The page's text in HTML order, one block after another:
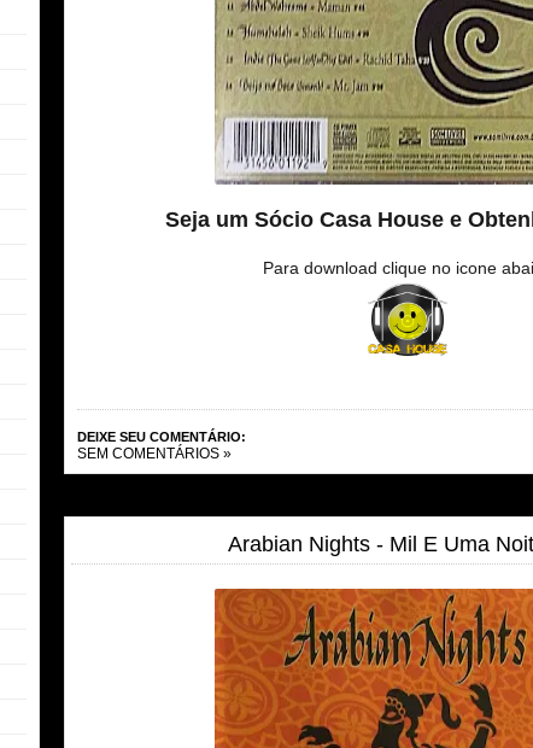
Seja um Sócio Casa House e
Para download clique no icone
DEIXE SEU COMENTÁRIO:
SEM COMENTÁRIOS »
Arabian Nights - Mil E Uma